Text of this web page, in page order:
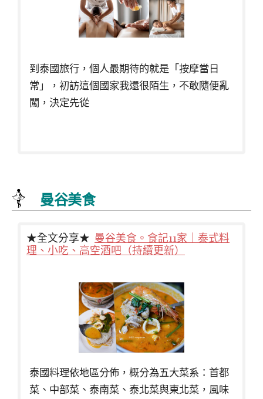
到泰國旅行，個人最期待的就是「按摩當日
常」，初訪這個國家我還很陌生，不敢隨便亂
闖，決定先從
曼谷美食
★全文分享★ 曼谷美食。食記11家｜泰式料
理、小吃、高空酒吧（持續更新）
泰國料理依地區分佈，概分為五大菜系：首都
菜、中部菜、泰南菜、泰北菜與東北菜，風味